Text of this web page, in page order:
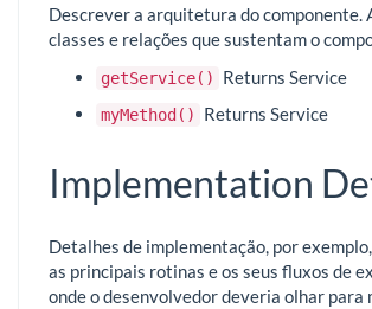
Descrever a arquitetura do componente.
classes e relações que sustentam o
getService() Returns Service
myMethod() Returns Service
Implementation
Detalhes de implementação, por
as principais rotinas e os seus fluxos de
onde o desenvolvedor deveria olhar para